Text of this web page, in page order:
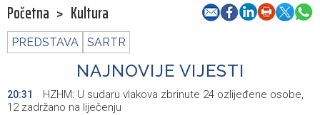
Početna > Kultura
PREDSTAVA SARTR
NAJNOVIJE VIJESTI
20:31
HZHM: U sudaru vlakova zbrinute 24 ozlijeđene osobe,
12 zadržano na liječenju